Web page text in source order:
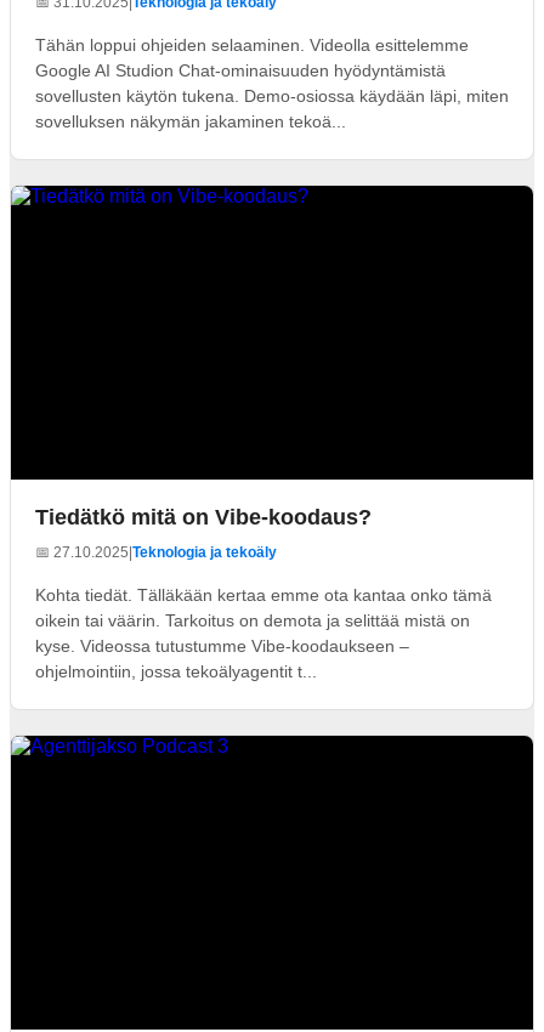
Tähän loppui ohjeiden selaaminen. Videolla esittelemme
Google AI Studion Chat-ominaisuuden hyödyntämistä
sovellusten käytön tukena. Demo-osiossa käydään läpi, miten
sovelluksen näkymän jakaminen tekoä...
Tiedätkö mitä on Vibe-koodaus?
📅 27.10.2025|Teknologia ja tekoäly
Kohta tiedät. Tälläkään kertaa emme ota kantaa onko tämä
oikein tai väärin. Tarkoitus on demota ja selittää mistä on
kyse. Videossa tutustumme Vibe-koodaukseen –
ohjelmointiin, jossa tekoälyagentit t...